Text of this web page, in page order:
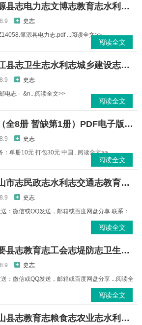
肇源文史资料：肇源县志电力志文博志教育志水利志中学校志等PDF电子版下载
史志
肇源县电力志.pdf ...阅读全文>>
阅读全文
靖江文史资料：靖江县志卫生志水利志城乡建设志交通志公安志邮电志政协志地名录等PDF电子版下载
史志
电志 · &n...阅读全文>>
阅读全文
中国西北稀见方志（全8册 暂缺第1册）PDF电子版下载
史志
：单册10元 打包30元 中国...阅读全文>>
阅读全文
江山文史资料：江山市志民政志水利志交通志教育志地名志土地志水泥厂志人大志等PDF电子版下载
史志
：微信或QQ发送，邮箱或百度网盘分享 联系：...
阅读全文
高要文史资料：高要县志教育志工会志堤防志卫生志水利志土特产志大事记等PDF电子版下载
史志
：微信或QQ发送，邮箱或百度网盘分享 ...阅读全
阅读全文
昆山文史资料：昆山县志教育志粮食志农业志水利志土地志工业志交通志地名录等PDF电子版下载